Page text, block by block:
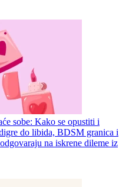
sobe: Kako se opustiti i
do libida, BDSM granica i
na iskrene dileme iz